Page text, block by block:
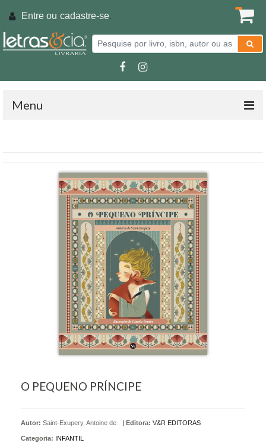
Entre ou cadastre-se.
Menu
O PEQUENO PRÍNCIPE
Autor: Saint-Exupery, Antoine de | Editora: V&R EDITORAS
Categoria: INFANTIL